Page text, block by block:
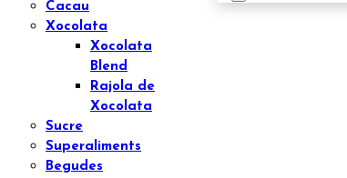
Cacau
Xocolata
Xocolata
Blend
Rajola de
Xocolata
Sucre
Superaliments
Begudes